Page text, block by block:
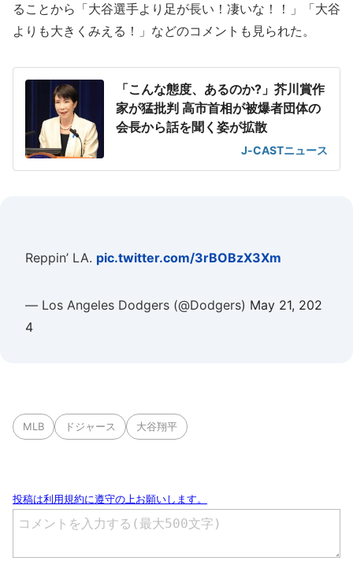
ることから「大谷選手より足が長い！凄いな！！」「大谷
よりも大きくみえる！」などのコメントも見られた。
「こんな態度、あるのか?」芥川賞作
家が猛批判 高市首相が被爆者団体の
会長から話を聞く姿が拡散
J-CASTニュース
Reppin’ LA. pic.twitter.com/3rBOBzX3Xm
— Los Angeles Dodgers (@Dodgers) May 21, 202
4
MLB ドジャース 大谷翔平